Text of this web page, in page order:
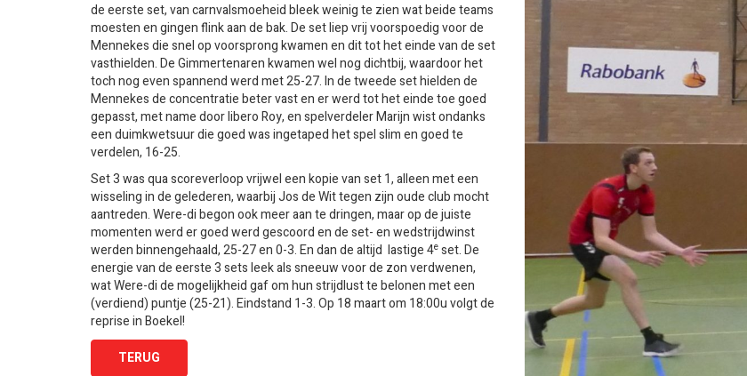
de eerste set, van carnvalsmoeheid bleek weinig te zien wat beide teams
moesten en gingen flink aan de bak. De set liep vrij voorspoedig voor de
Mennekes die snel op voorsprong kwamen en dit tot het einde van de set
vasthielden. De Gimmertenaren kwamen wel nog dichtbij, waardoor het
toch nog even spannend werd met 25-27. In de tweede set hielden de
Mennekes de concentratie beter vast en er werd tot het einde toe goed
gepasst, met name door libero Roy, en spelverdeler Marijn wist ondanks
een duimkwetsuur die goed was ingetaped het spel slim en goed te
verdelen, 16-25.
Set 3 was qua scoreverloop vrijwel een kopie van set 1, alleen met een
wisseling in de gelederen, waarbij Jos de Wit tegen zijn oude club mocht
aantreden. Were-di begon ook meer aan te dringen, maar op de juiste
momenten werd er goed werd gescoord en de set- en wedstrijdwinst
werden binnengehaald, 25-27 en 0-3. En dan de altijd lastige 4e set. De
energie van de eerste 3 sets leek als sneeuw voor de zon verdwenen,
wat Were-di de mogelijkheid gaf om hun strijdlust te belonen met een
(verdiend) puntje (25-21). Eindstand 1-3. Op 18 maart om 18:00u volgt de
reprise in Boekel!
TERUG